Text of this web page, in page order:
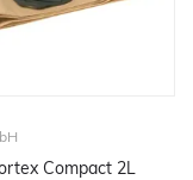
Compact 2L